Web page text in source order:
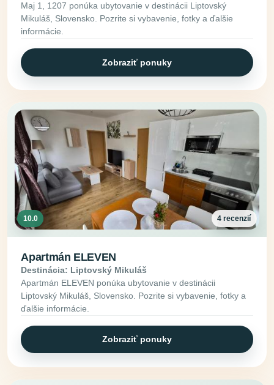
Maj 1, 1207 ponúka ubytovanie v destinácii Liptovský
Mikuláš, Slovensko. Pozrite si vybavenie, fotky a ďalšie
informácie.
Zobraziť ponuky
10.0 4 recenzií
Apartmán ELEVEN
Destinácia: Liptovský Mikuláš
Apartmán ELEVEN ponúka ubytovanie v destinácii
Liptovský Mikuláš, Slovensko. Pozrite si vybavenie, fotky a
ďalšie informácie.
Zobraziť ponuky